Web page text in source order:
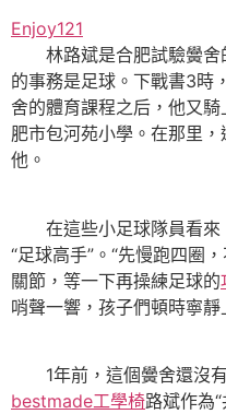
Enjoy121
林路斌是合肥試驗黌舍
的事務是足球。下戰書3時
舍的體育課程之后，他又
肥市包河苑小學。在那里
他。
在這些小足球隊員看來
“足球高手”。“先慢跑四圈
關節，等一下再操練足球的
哨聲一響，孩子們頓時寧
1年前，這個黌舍還沒
bestmade工學椅路斌作為